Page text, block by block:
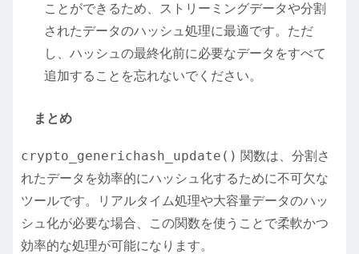
ことができるため、ストリーミングデータや分割
されたデータのハッシュ処理に最適です。ただ
し、ハッシュの最終化前に必要なデータをすべて
追加することを忘れないでください。
まとめ
crypto_generichash_update() 関数は、分割さ
れたデータを効率的にハッシュ化するために不可欠な
ツールです。リアルタイム処理や大容量データのハッ
シュ化が必要な場合、この関数を使うことで柔軟かつ
効率的な処理が可能になります。